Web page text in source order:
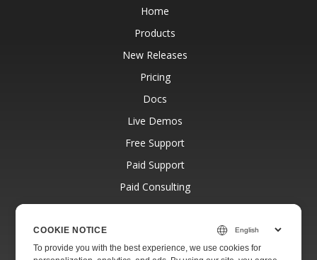
Home
Products
New Releases
Pricing
Docs
Live Demos
Free Support
Paid Support
Paid Consulting
Blog
About
COOKIE NOTICE
To provide you with the best experience, we use cookies for